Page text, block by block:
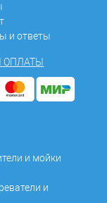
и ответы
ОПЛАТЫ
и мойки
и